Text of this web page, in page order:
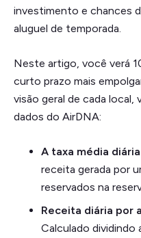
investimento e chances
aluguel de temporada.
Neste artigo, você verá
curto prazo mais
visão geral de cada
dados do AirDNA:
A taxa média diária
receita gerada por
reservados na
Receita diária por
Calculado dividindo